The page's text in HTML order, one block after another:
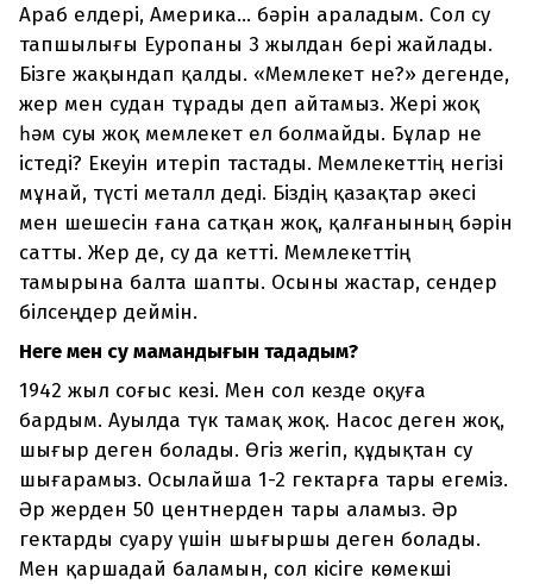
Араб елдері, Америка… бәрін араладым. Сол су
тапшылығы Еуропаны 3 жылдан бері жайлады.
Бізге жақындап қалды. «Мемлекет не?» дегенде,
жер мен судан тұрады деп айтамыз. Жері жоқ
һәм суы жоқ мемлекет ел болмайды. Бұлар не
істеді? Екеуін итеріп тастады. Мемлекеттің негізі
мұнай, түсті металл деді. Біздің қазақтар әкесі
мен шешесін ғана сатқан жоқ, қалғанының бәрін
сатты. Жер де, су да кетті. Мемлекеттің
тамырына балта шапты. Осыны жастар, сендер
білсеңдер деймін.
Неге мен су мамандығын таңдадым?
1942 жыл соғыс кезі. Мен сол кезде оқуға
бардым. Ауылда түк тамақ жоқ. Насос деген жоқ,
шығыр деген болады. Өгіз жегіп, құдықтан су
шығарамыз. Осылайша 1-2 гектарға тары егеміз.
Әр жерден 50 центнерден тары аламыз. Әр
гектарды суару үшін шығыршы деген болады.
Мен қаршадай баламын, сол кісіге көмекші